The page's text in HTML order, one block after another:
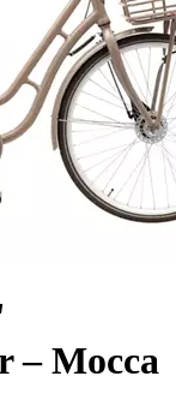
– Mocca